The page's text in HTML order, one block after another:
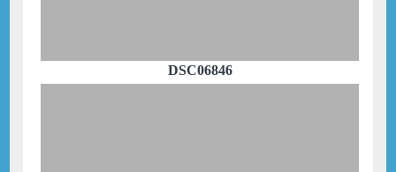
DSC06846